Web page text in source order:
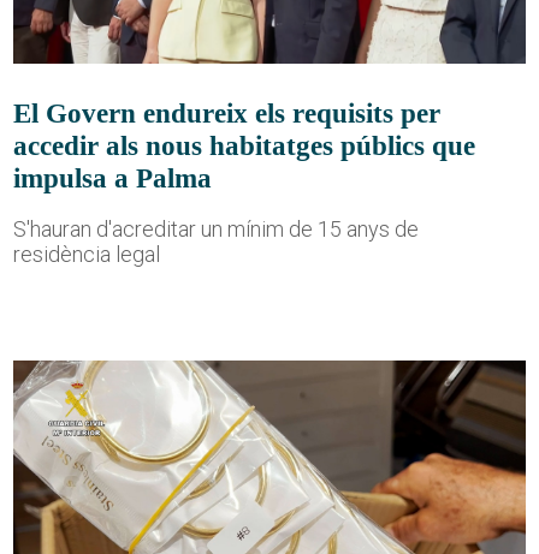
El Govern endureix els requisits per
accedir als nous habitatges públics que
impulsa a Palma
S'hauran d'acreditar un mínim de 15 anys de
residència legal